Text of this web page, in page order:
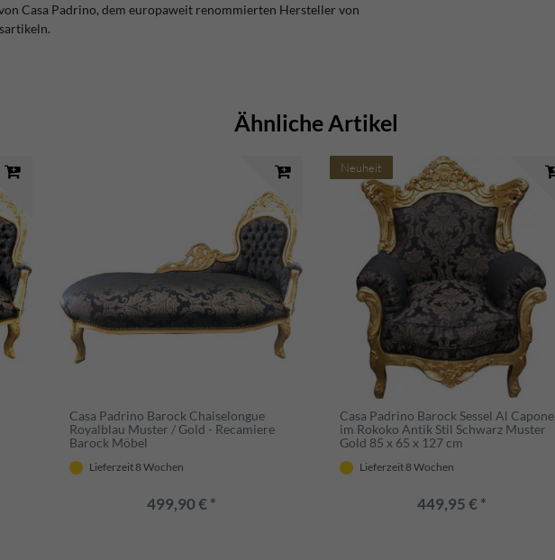
Casa Padrino, dem europaweit renommierten Hersteller von
Ähnliche Artikel
Casa Padrino Barock Chaiselongue
Royalblau Muster / Gold - Recamiere
Barock Möbel
Lieferzeit 8 Wochen
499,90 € *
Neuheit
Casa Padrino Barock Sessel Al Capone
im Rokoko Antik Stil Schwarz Muster
Gold 85 x 65 x 127 cm
Lieferzeit 8 Wochen
449,95 € *